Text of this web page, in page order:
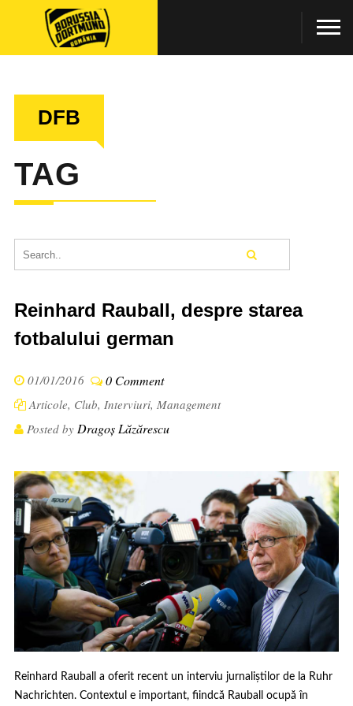
DFB
TAG
Reinhard Rauball, despre starea
fotbalului german
01/01/2016 0 Comment
Articole, Club, Interviuri, Management
Posted by Dragoș Lăzărescu
Reinhard Rauball a oferit recent un interviu jurnaliștilor de la Ruhr
Nachrichten. Contextul e important, fiindcă Rauball ocupă în